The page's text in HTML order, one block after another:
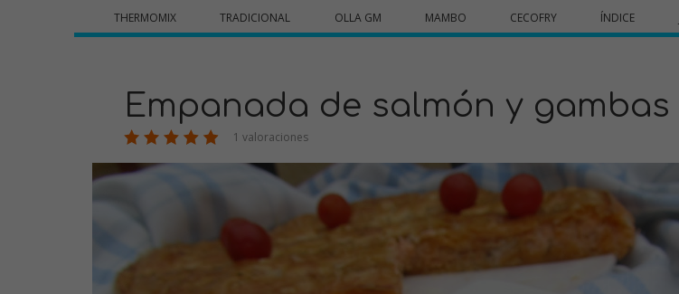
THERMOMIX TRADICIONAL OLLA GM MAMBO CECOFRY ÍNDICE
Empanada de salmón y gambas
1 valoraciones